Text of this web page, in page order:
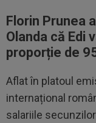
Florin Prunea
Olanda că Edi
proporție de
Aflat în platoul
internațional
salariile